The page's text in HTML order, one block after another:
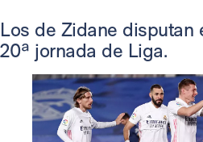
Los de Zidane disputan
20ª jornada de Liga.